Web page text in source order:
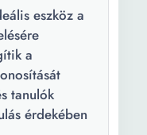
szín 3D
eszköz a
a
tanulók
érdekében